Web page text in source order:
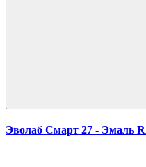
Эволаб Смарт 27 - Эмаль